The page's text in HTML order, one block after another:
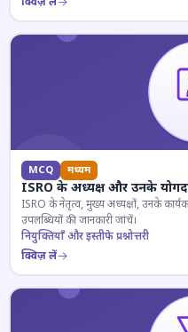
MCQ मध्यम
ISRO के अध्यक्ष और उनके
ISRO के नेतृत्व, मुख्य अध्यक्षों, उनके
उपलब्धियों की जानकारी जांचें।
नियुक्तियाँ और इस्तीफे प्रश्नोत्तरी
क्विज़ लें